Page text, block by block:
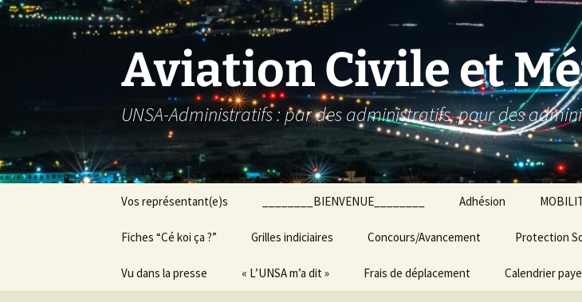
Aller
Aviation Civile et
UNSA-Administratifs : par des administratifs, pour des
Vos représentant(e)s ________BIENVENUE________ Adhésion
Fiches “Cé koi ça ?” Grilles indiciaires Concours/Avancement Protection
Vu dans la presse « L’UNSA m’a dit » Frais de déplacement Calendrier